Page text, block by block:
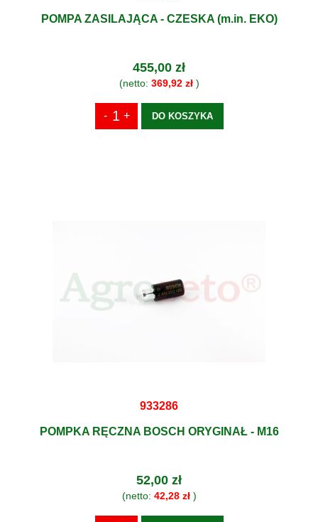
POMPA ZASILAJĄCA - CZESKA (m.in. EKO)
455,00 zł
(netto: 369,92 zł)
DO KOSZYKA
933286
POMPKA RĘCZNA BOSCH ORYGINAŁ - M16
52,00 zł
(netto: 42,28 zł)